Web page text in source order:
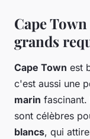
Cape
grands
Cape Town est
c'est aussi une
marin fascinant.
sont célèbres
blancs, qui